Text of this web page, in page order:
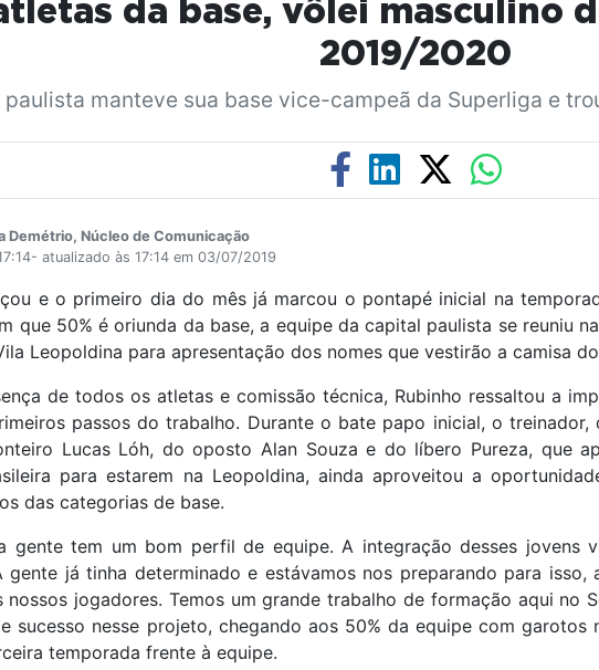
da base, vôlei masculino
2019/2020
manteve sua base vice-campeã da Superliga e
Demétrio, Núcleo de Comunicação
atualizado às 17:14 em 03/07/2019
e o primeiro dia do mês já marcou o pontapé inicial na
que 50% é oriunda da base, a equipe da capital paulista se reuniu
Leopoldina para apresentação dos nomes que vestirão a camisa
de todos os atletas e comissão técnica, Rubinho ressaltou a
passos do trabalho. Durante o bate papo inicial, o
Lucas Lóh, do oposto Alan Souza e do líbero Pureza, que
para estarem na Leopoldina, ainda aproveitou a
das categorias de base.
gente tem um bom perfil de equipe. A integração desses jovens
gente já tinha determinado e estávamos nos preparando para
nossos jogadores. Temos um grande trabalho de formação aqui no
sucesso nesse projeto, chegando aos 50% da equipe com garotos
temporada frente à equipe.